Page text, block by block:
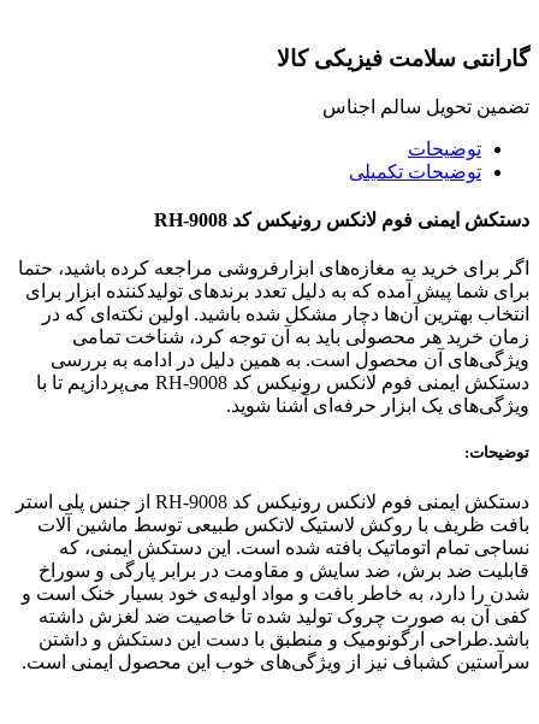
گارانتی سلامت فیزیکی کالا
تضمین تحویل سالم اجناس
توضیحات
توضیحات تکمیلی
دستکش ایمنی فوم لانکس رونیکس کد RH-9008
اگر برای خرید به مغازه‌های ابزارفروشی مراجعه کرده باشید، حتما
برای شما پیش آمده که به دلیل تعدد برندهای تولیدکننده ابزار برای
انتخاب بهترین آن‌ها دچار مشکل شده باشید. اولین نکته‌ای که در
زمان خرید هر محصولی باید به آن توجه کرد، شناخت تمامی
ویژگی‌های آن محصول است. به همین دلیل در ادامه به بررسی
دستکش ایمنی فوم لانکس رونیکس کد RH-9008 می‌پردازیم تا با
ویژگی‌های یک ابزار حرفه‌ای آشنا شوید.
توضیحات:
دستکش ایمنی فوم لانکس رونیکس کد RH-9008 از جنس پلی استر
بافت ظریف با روکش لاستیک لاتکس طبیعی توسط ماشین آلات
نساجی تمام اتوماتیک بافته شده است. این دستکش ایمنی، که
قابلیت ضد برش، ضد سایش و مقاومت در برابر پارگی و سوراخ
شدن را دارد، به خاطر بافت و مواد اولیه‌ی خود بسیار خنک است و
کفی آن به صورت چروک تولید شده تا خاصیت ضد لغزش داشته
باشد.طراحی ارگونومیک و منطبق با دست این دستکش و داشتن
سرآستین کشباف نیز از ویژگی‌های خوب این محصول ایمنی است.